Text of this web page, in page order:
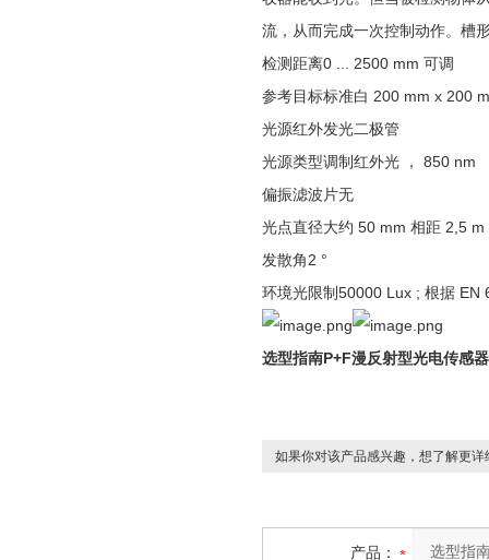
流，从而完成一次控制动作。槽
检测距离0 ... 2500 mm 可调
参考目标标准白 200 mm x 200
光源红外发光二极管
光源类型调制红外光 ， 850 nm
偏振滤波片无
光点直径大约 50 mm 相距 2,5 m
发散角2 °
环境光限制50000 Lux ; 根据 EN
选型指南P+F漫反射型光电传感器
如果你对该产品感兴趣，想了解更详
产品：